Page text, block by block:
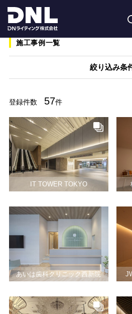
施工事例一覧
絞り込み条
登録件数 57件
IT TOWER TOKYO
あいは歯科クリニック西新院